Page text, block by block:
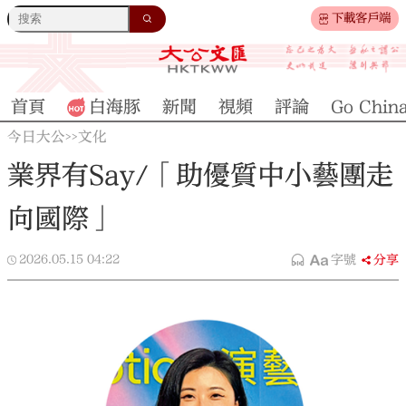
下載客戶端
首頁 白海豚 新聞 視頻 評論 Go
今日大公>>文化
業界有Say/「助優質中小藝團走
向國際」
2026.05.15 04:22 字號 分享